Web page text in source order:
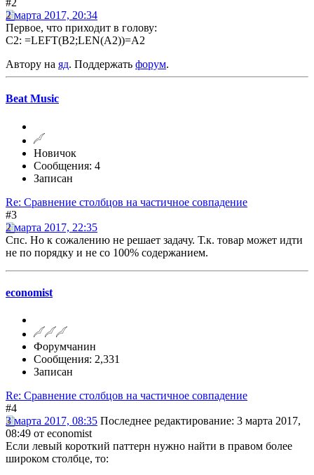
#2
2 марта 2017, 20:34
Первое, что приходит в голову:
C2: =LEFT(B2;LEN(A2))=A2
Автору на яд. Поддержать форум.
Beat Music
Новичок
Сообщения: 4
Записан
Re: Сравнение столбцов на частичное совпадение
#3
2 марта 2017, 22:35
Спс. Но к сожалению не решает задачу. Т.к. товар может идти
не по порядку и не со 100% содержанием.
economist
Форумчанин
Сообщения: 2,331
Записан
Re: Сравнение столбцов на частичное совпадение
#4
3 марта 2017, 08:35 Последнее редактирование: 3 марта 2017,
08:49 от economist
Если левый короткий паттерн нужно найти в правом более
широком столбце, то: